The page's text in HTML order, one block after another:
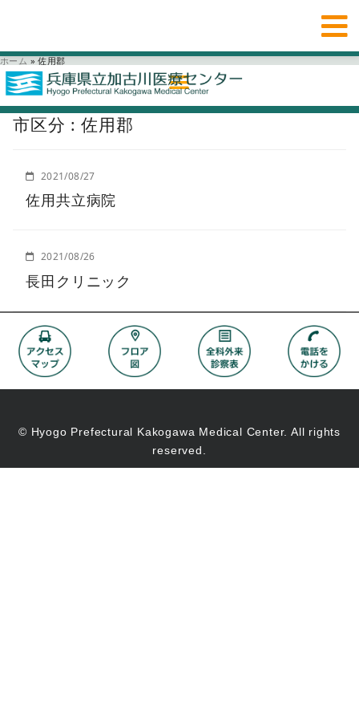
ホーム » 佐用郡
市区分 : 佐用郡
2021/08/27
佐用共立病院
2021/08/26
長田クリニック
© Hyogo Prefectural Kakogawa Medical Center. All rights
reserved.